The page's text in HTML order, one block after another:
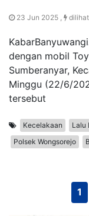
23 Jun 2025 ,
dengan mobil
Sumberanyar,
Minggu (22/6/
tersebut
Kecelakaan Lalu
Polsek Wongsorejo
1